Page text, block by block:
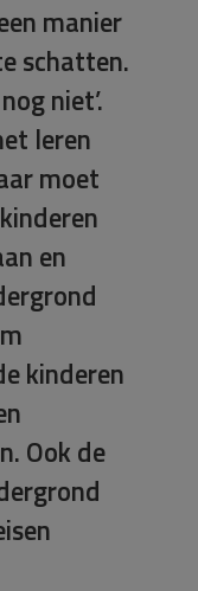
manier
schatten.
niet’.
leren
moet
en
kinderen
Ook de